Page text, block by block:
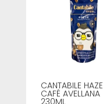
CANTABILE
CAFÉ AVELLANA